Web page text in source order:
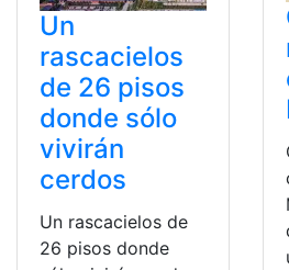
Un
rascacielos
de 26 pisos
donde sólo
vivirán
cerdos
Un rascacielos de
26 pisos donde